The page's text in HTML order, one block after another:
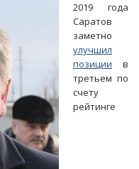
2019 года
Саратов
заметно
улучшил
позиции в
третьем по
счету
рейтинге